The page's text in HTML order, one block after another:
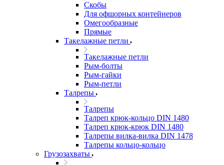
Скобы
Для офшорных контейнеров
Омегообразные
Прямые
Такелажные петли
Такелажные петли
Рым-болты
Рым-гайки
Рым-петли
Талрепы
Талрепы
Талреп крюк-кольцо DIN 1480
Талреп крюк-крюк DIN 1480
Талрепы вилка-вилка DIN 1478
Талрепы кольцо-кольцо
Грузозахваты